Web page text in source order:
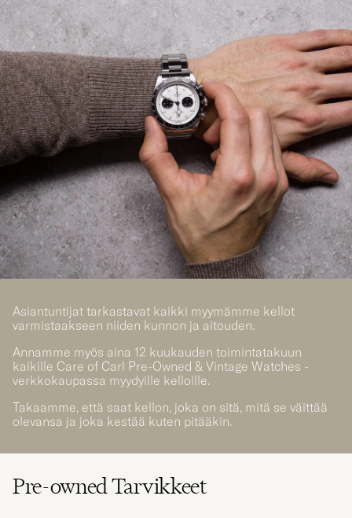
Asiantuntijat tarkastavat kaikki myymämme kellot
varmistaakseen niiden kunnon ja aitouden.
Annamme myös aina 12 kuukauden toimintatakuun
kaikille Care of Carl Pre-Owned & Vintage Watches -
verkkokaupassa myydyille kelloille.
Takaamme, että saat kellon, joka on sitä, mitä se väittää
olevansa ja joka kestää kuten pitääkin.
Pre-owned Tarvikkeet